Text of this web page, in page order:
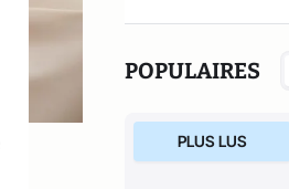
est enfin le
Storiavoce consacrée
POPULAIRES
PLUS LUS